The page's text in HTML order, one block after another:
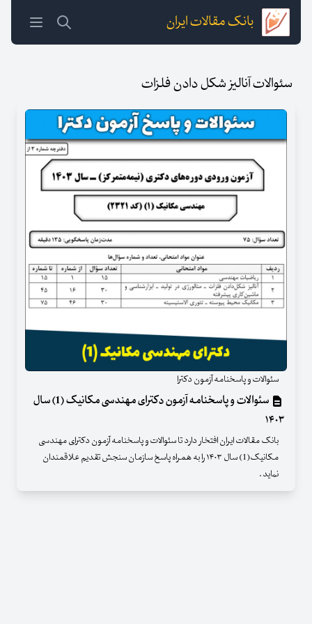
بانک مقالات ایران
سئوالات آنالیز شکل دادن فلزات
سئوالات و پاسخنامه آزمون دکترا
سئوالات و پاسخنامه آزمون دکترای مهندسی مکانیک (1) سال
۱۴۰۳
بانک مقالات ایران افتخار دارد تا سئوالات و پاسخنامه آزمون دکترای مهندسی
مکانیک(1) سال ۱۴۰۳ را به همراه پاسخ سازمان سنجش تقدیم علاقمندان
نماید .